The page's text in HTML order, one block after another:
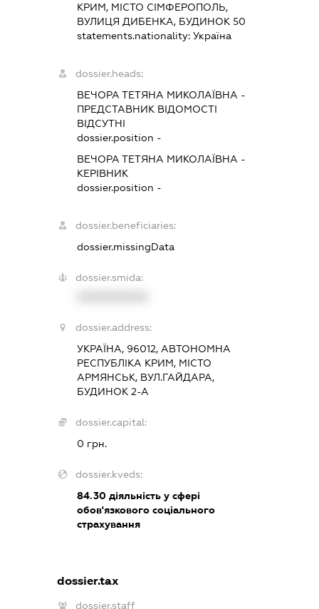
КРИМ, МІСТО СІМФЕРОПОЛЬ,
ВУЛИЦЯ ДИБЕНКА, БУДИНОК 50
statements.nationality:Україна
dossier.heads:
ВЕЧОРА ТЕТЯНА МИКОЛАЇВНА -
ПРЕДСТАВНИК ВІДОМОСТІ
ВІДСУТНІ
dossier.position -
ВЕЧОРА ТЕТЯНА МИКОЛАЇВНА -
КЕРІВНИК
dossier.position -
dossier.beneficiaries:
dossier.missingData
dossier.smida:
dossier.address:
УКРАЇНА, 96012, АВТОНОМНА
РЕСПУБЛІКА КРИМ, МІСТО
АРМЯНСЬК, ВУЛ.ГАЙДАРА,
БУДИНОК 2-А
dossier.capital:
0 грн.
dossier.kveds:
84.30 діяльність у сфері
обов'язкового соціального
страхування
dossier.tax
dossier.staff